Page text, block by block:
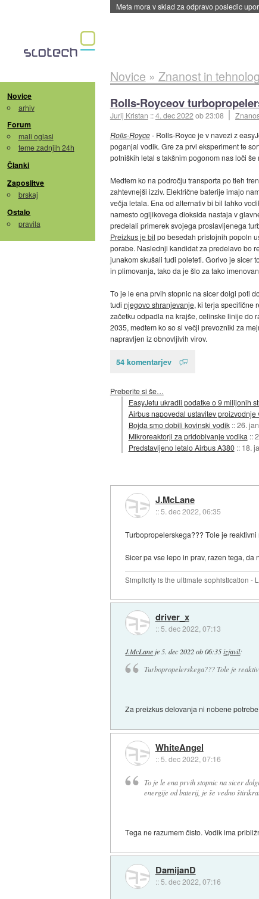
ByteDance trenira največji model umetne
Novice
arhiv
Forum
mali oglasi
teme zadnjih 24h
Članki
Zaposlitve
brskaj
Ostalo
pravila
Novice » Znanost in
Rolls-Royceov
Jurij Kristan ::4. dec 2022ob 23:08
Rolls-Royce- Rolls-Royce je v navezi z
poganjal vodik. Gre za prvi eksperiment te
potniških letal s takšnim pogonom nas loči še
Medtem ko na področju transporta po tleh
zahtevnejši izziv. Električne baterije imajo
večja letala. Ena od alternativ bi bil lahko
namesto ogljikovega dioksida nastaja v
predelali primerek svojega proslavljenega
Preizkus je bil po besedah pristojnih popoln
porabe. Naslednji kandidat za predelavo bo
junakom skušali tudi poleteti. Gorivo je sicer
in plimovanja, tako da je šlo za tako
To je le ena prvih stopnic na sicer dolgi poti
tudi njegovo shranjevanje, ki terja specifične
začetku odpadla na krajše, celinske linije do
2035, medtem ko so si večji prevozniki za
napravljen iz obnovljivih virov.
54 komentarjev
Preberite si še…
EasyJetu ukradli podatke o 9 milijonih
Airbus napovedal ustavitev proizvodnje
Bojda smo dobili kovinski vodik ::26.
Mikroreaktorji za pridobivanje vodika ::
Predstavljeno letalo Airbus A380 :: 18.
J.McLane
::5. dec 2022, 06:35
Turbopropelerskega??? Tole je reaktivni
Sicer pa vse lepo in prav, razen tega,
Simplicity is the ultimate sophistication -
driver_x
:: 5. dec 2022, 07:13
J.McLane je 5. dec 2022 ob 06:35 izjavil:
Turbopropelerskega??? Tole je
Za preizkus delovanja ni nobene
WhiteAngel
::5. dec 2022, 07:16
To je le ena prvih stopnic na sicer
energije od baterij, je še vedno
Tega ne razumem čisto. Vodik ima
DamijanD
:: 5. dec 2022, 07:16